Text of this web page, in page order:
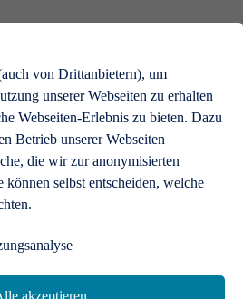
von Drittanbietern), um
unserer Webseiten zu erhalten
Webseiten-Erlebnis zu bieten. Dazu
Betrieb unserer Webseiten
die wir zur anonymisierten
können selbst entscheiden, welche
Ideen eine Bühne